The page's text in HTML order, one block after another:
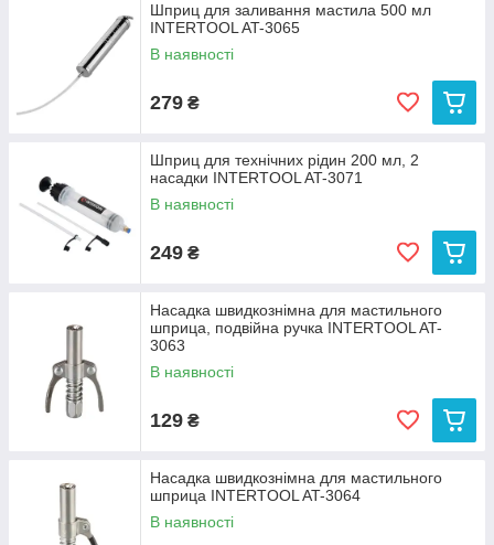
Шприц для заливання мастила 500 мл
INTERTOOL AT-3065
В наявності
279 ₴
Шприц для технічних рідин 200 мл, 2
насадки INTERTOOL AT-3071
В наявності
249 ₴
Насадка швидкознімна для мастильного
шприца, подвійна ручка INTERTOOL AT-
3063
В наявності
129 ₴
Насадка швидкознімна для мастильного
шприца INTERTOOL AT-3064
В наявності